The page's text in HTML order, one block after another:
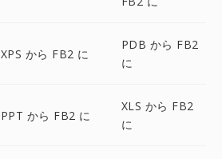
XPS から FB2 に
PDB から FB2
に
PPT から FB2 に
XLS から FB2
に